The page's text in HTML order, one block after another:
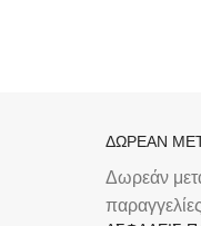
ΔΩΡΕΑΝ
Δωρεάν